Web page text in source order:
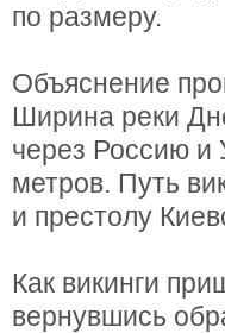
по размеру.
Объяснение
Ширина реки
через Россию и
метров. Путь
и престолу
Как викинги
вернувшись